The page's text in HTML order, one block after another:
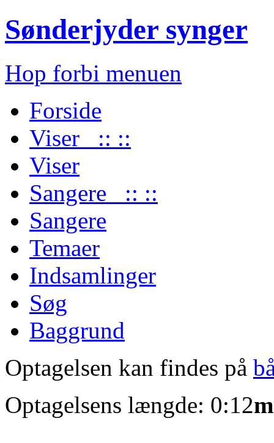
Sønderjyder synger
Hop forbi menuen
Forside
Viser :: ::
Viser
Sangere :: ::
Sangere
Temaer
Indsamlinger
Søg
Baggrund
Optagelsen kan findes på
Optagelsens længde: 0:12